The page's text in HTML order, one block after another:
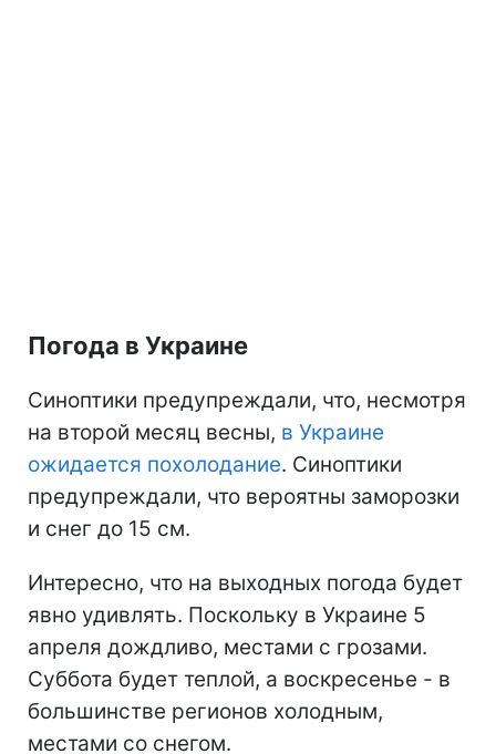
Погода в Украине
Синоптики предупреждали, что, несмотря
на второй месяц весны, в Украине
ожидается похолодание. Синоптики
предупреждали, что вероятны заморозки
и снег до 15 см.
Интересно, что на выходных погода будет
явно удивлять. Поскольку в Украине 5
апреля дождливо, местами с грозами.
Суббота будет теплой, а воскресенье - в
большинстве регионов холодным,
местами со снегом.